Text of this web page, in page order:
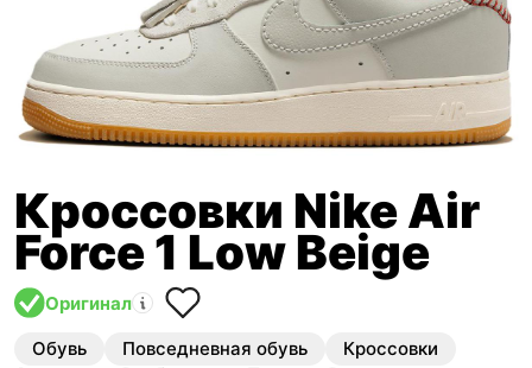
Кроссовки Nike Air
Force 1 Low Beige
Оригинал
Обувь Повседневная обувь
Кроссовки